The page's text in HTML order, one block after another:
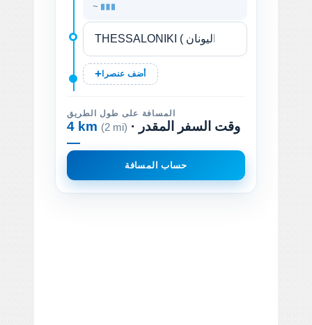
~
أضف عنصرا
المسافة على طول الطريق
4 km (2 mi)
· وقت السفر المقدر
—
حساب المسافة